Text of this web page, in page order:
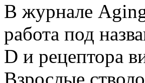
В журнале
работа под
D и рецептора